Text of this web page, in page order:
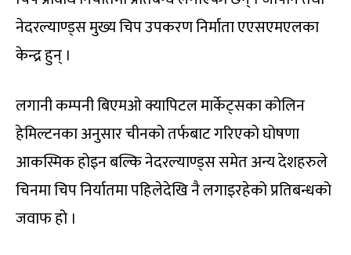
नेदरल्याण्ड्स मुख्य चिप उपकरण निर्माता एएसएमएलका
केन्द्र हुन् ।
लगानी कम्पनी बिएमओ क्यापिटल मार्केट्सका कोलिन
हेमिल्टनका अनुसार चीनको तर्फबाट गरिएको घोषणा
आकस्मिक होइन बल्कि नेदरल्याण्ड्स समेत अन्य देशहरुले
चिनमा चिप निर्यातमा पहिलेदेखि नै लगाइरहेको प्रतिबन्धको
जवाफ हो ।